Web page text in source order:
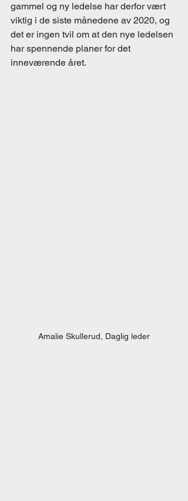
gammel og ny ledelse har derfor vært
viktig i de siste månedene av 2020, og
det er ingen tvil om at den nye ledelsen
har spennende planer for det
inneværende året.
Amalie Skullerud, Daglig leder